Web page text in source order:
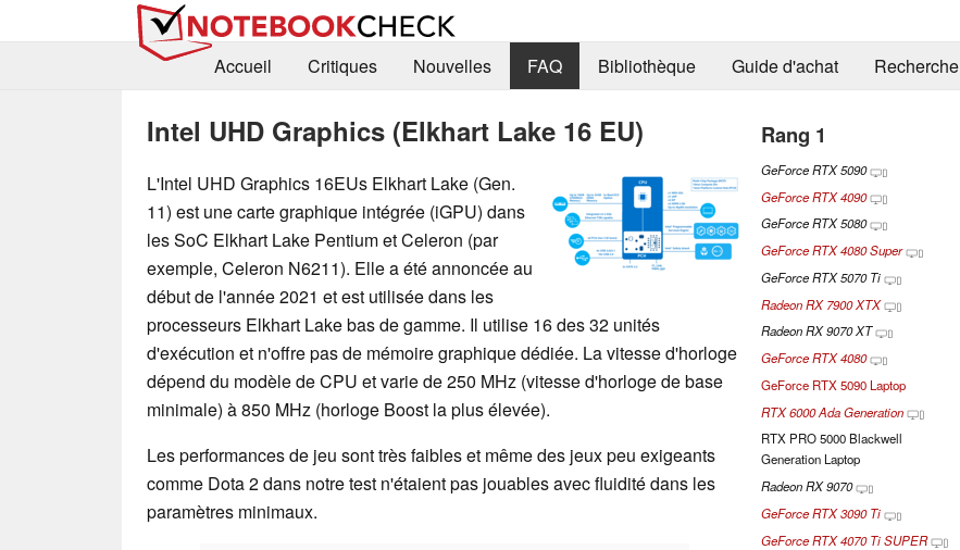
Accueil
Critiques Nouvelles FAQ Bibliothèque Guide d'achat Recherche
Intel UHD Graphics (Elkhart Lake 16 EU)
L'Intel UHD Graphics 16EUs Elkhart Lake (Gen.
11) est une carte graphique intégrée (iGPU) dans
les SoC Elkhart Lake Pentium et Celeron (par
exemple, Celeron N6211). Elle a été annoncée au
début de l'année 2021 et est utilisée dans les
processeurs Elkhart Lake bas de gamme. Il utilise 16 des 32 unités
d'exécution et n'offre pas de mémoire graphique dédiée. La vitesse d'horloge
dépend du modèle de CPU et varie de 250 MHz (vitesse d'horloge de base
minimale) à 850 MHz (horloge Boost la plus élevée).
Les performances de jeu sont très faibles et même des jeux peu exigeants
comme Dota 2 dans notre test n'étaient pas jouables avec fluidité dans les
paramètres minimaux.
Rang 1
GeForce RTX 5090
GeForce RTX 4090
GeForce RTX 5080
GeForce RTX 4080 Super
GeForce RTX 5070 Ti
Radeon RX 7900 XTX
Radeon RX 9070 XT
GeForce RTX 4080
GeForce RTX 5090 Laptop
RTX 6000 Ada Generation
RTX PRO 5000 Blackwell
Generation Laptop
Radeon RX 9070
GeForce RTX 3090 Ti
GeForce RTX 4070 Ti SUPER